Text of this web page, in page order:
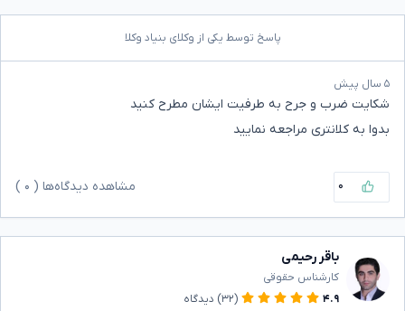
پاسخ توسط یکی از وکلای بنیاد وکلا
۵ سال پیش
شکایت ضرب و جرح به طرفیت ایشان مطرح کنید
بدوا به کلانتری مراجعه نمایید
۰ مشاهده دیدگاه‌ها ( ۰
باقر رحیمی
کارشناس حقوقی
۴.۹
(۳۲) دیدگاه